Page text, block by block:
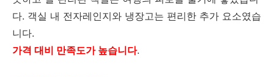
다. 객실 내 전자레인지와 냉장고는 편리한 추가 요소였습
니다.
가격 대비 만족도가 높습니다.